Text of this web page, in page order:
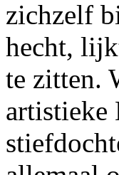
zichzelf
hecht,
te zitten.
artistieke